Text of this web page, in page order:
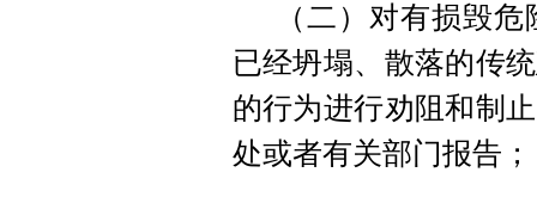
（二）对有损毁
已经坍塌、散落的传
的行为进行劝阻和制
处或者有关部门报告；